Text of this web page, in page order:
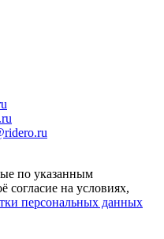
по указанным
согласие на условиях,
персональных данных